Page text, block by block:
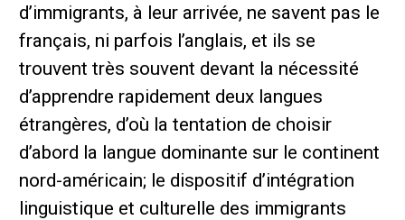
d’immigrants, à leur arrivée, ne savent pas le
français, ni parfois l’anglais, et ils se
trouvent très souvent devant la nécessité
d’apprendre rapidement deux langues
étrangères, d’où la tentation de choisir
d’abord la langue dominante sur le continent
nord-américain; le dispositif d’intégration
linguistique et culturelle des immigrants